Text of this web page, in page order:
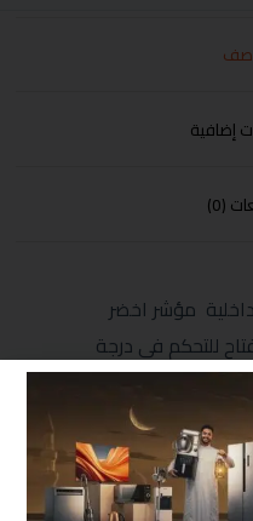
إضافية
(0)
مؤشر اخضر
للتحكم في درجة
علوية للتخزين مقبض
صديق البيئة الابعاد